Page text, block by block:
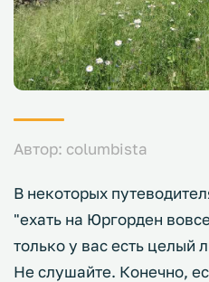
Автор: columbista
В некоторых
"ехать на Юргорден
только у вас есть целый
Не слушайте. Конечно,